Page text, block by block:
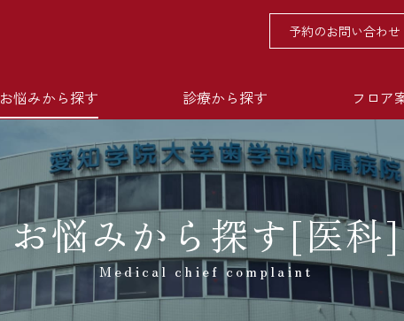
予約のお問い合わせ
お悩みから探す 診療から探す フロア
お悩みから探す[医科]
Medical chief complaint